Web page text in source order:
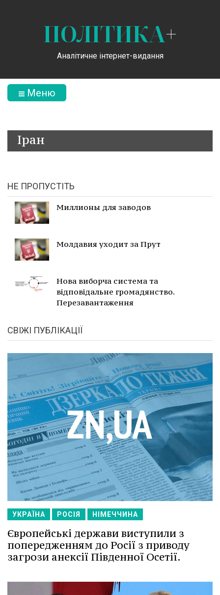
ПОЛІТИКА+
Аналітичне інтернет-видання
Меню
Іран
НЕ ПРОПУСТІТЬ
Миллионы для заводов
Молдавия уходит за Прут
Нова виборча система та
відповідальне громадянство.
Перезавантаження
СВІЖІ ПУБЛІКАЦІЇ
УКРАЇНА РОСІЯ НІМЕЧЧИНА
Європейські держави виступили з
попередженням до Росії з приводу
загрози анексії Південної Осетії.